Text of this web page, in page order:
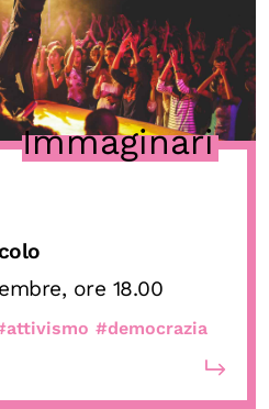
Immaginari
ore 18.00
#democrazia